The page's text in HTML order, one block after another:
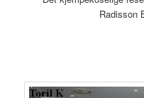
Radisson